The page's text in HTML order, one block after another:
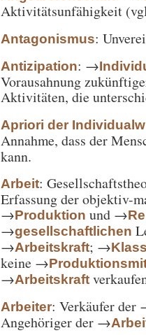
Aktivitätsunfähigkeit
Antagonismus:
Antizipation: →
Vorausahnung
Aktivitäten, die
Apriori der
Annahme, dass der
kann.
Arbeit:
Erfassung der objektiv-
→Produktion und →
→gesellschaftlichen
→Arbeitskraft; →
keine →
→Arbeitskraft
Arbeiter: Verkäufer der
Angehöriger der →